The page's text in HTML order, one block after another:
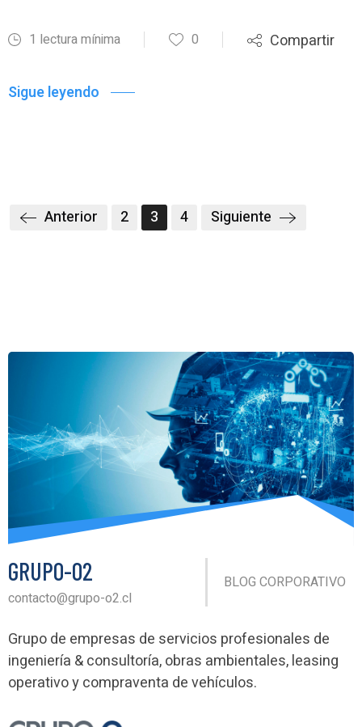
1 lectura mínima 0 Compartir
Sigue leyendo
Anterior 2 3 4 Siguiente
GRUPO-O2
contacto@grupo-o2.cl
BLOG CORPORATIVO
Grupo de empresas de servicios profesionales de
ingeniería & consultoría, obras ambientales, leasing
operativo y compraventa de vehículos.